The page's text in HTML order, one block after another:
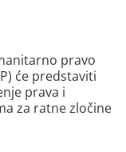
pravo
će predstaviti
prava i
za ratne zločine